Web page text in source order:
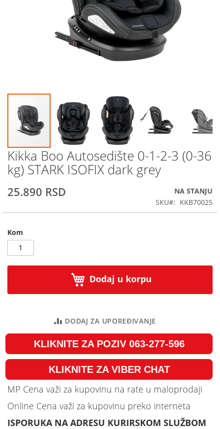
Skip
to
the
of
images
Kikka Boo Autosedište 0-1-2-3 (0-36
kg) STARK ISOFIX dark grey
25.890 RSD
NA STANJU
SKU
KKB70025
Kom
Dodaj u korpu
DODAJ ZA UPOREĐIVANJE
KLIKNITE ZA POZIV 063-277-596
KLIKNITE ZA VIBER CHAT
MP Cena važi za kupovinu na rate u maloprodaji
Online Cena važi za kupovinu preko interneta
ISPORUKA NA ADRESU KURIRSKOM SLUŽBOM